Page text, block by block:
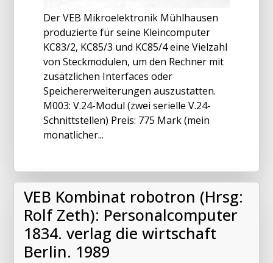
Der VEB Mikroelektronik Mühlhausen
produzierte für seine Kleincomputer
KC83/2, KC85/3 und KC85/4 eine Vielzahl
von Steckmodulen, um den Rechner mit
zusätzlichen Interfaces oder
Speichererweiterungen auszustatten.
M003: V.24-Modul (zwei serielle V.24-
Schnittstellen) Preis: 775 Mark (mein
monatlicher...
VEB Kombinat robotron (Hrsg:
Rolf Zeth): Personalcomputer
1834. verlag die wirtschaft
Berlin. 1989